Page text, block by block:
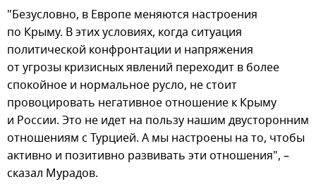
"Безусловно, в Европе меняются настроения
по Крыму. В этих условиях, когда ситуация
политической конфронтации и напряжения
от угрозы кризисных явлений переходит в более
спокойное и нормальное русло, не стоит
провоцировать негативное отношение к Крыму
и России. Это не идет на пользу нашим двусторонним
отношениям с Турцией. А мы настроены на то, чтобы
активно и позитивно развивать эти отношения", –
сказал Мурадов.